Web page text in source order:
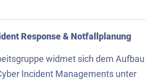
Response & Notfallplanung
widmet sich dem Aufbau
Incident Managements unter